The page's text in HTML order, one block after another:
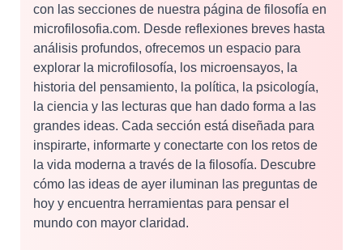
con las secciones de nuestra página de filosofía en
microfilosofia.com. Desde reflexiones breves hasta
análisis profundos, ofrecemos un espacio para
explorar la microfilosofía, los microensayos, la
historia del pensamiento, la política, la psicología,
la ciencia y las lecturas que han dado forma a las
grandes ideas. Cada sección está diseñada para
inspirarte, informarte y conectarte con los retos de
la vida moderna a través de la filosofía. Descubre
cómo las ideas de ayer iluminan las preguntas de
hoy y encuentra herramientas para pensar el
mundo con mayor claridad.